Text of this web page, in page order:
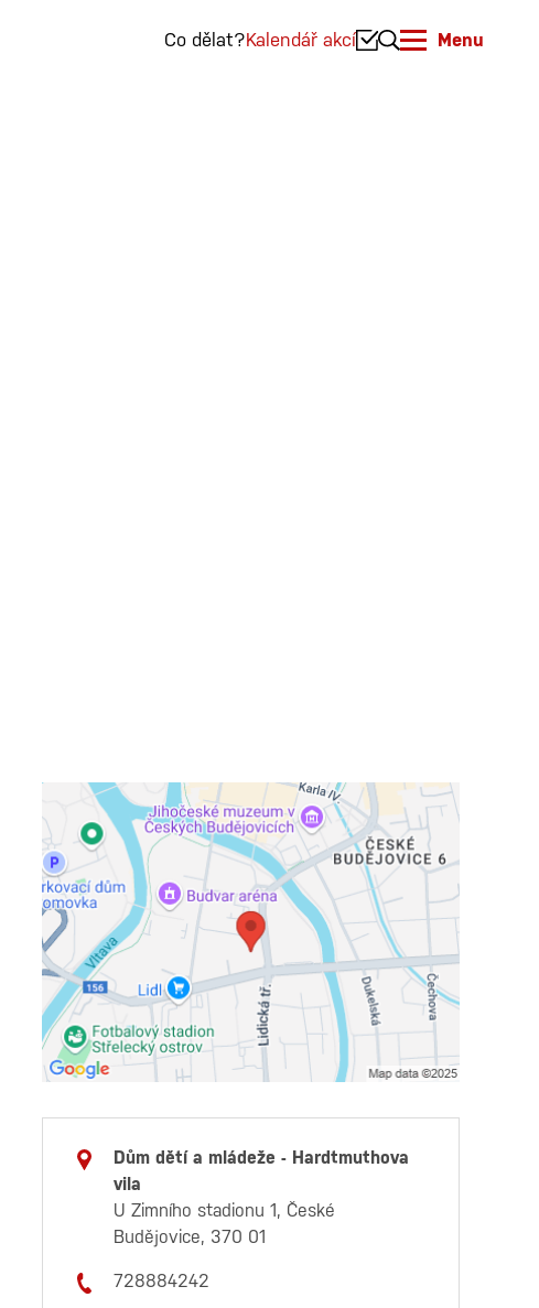
Co dělat?Kalendář akcí Menu
Dům dětí a mládeže - Hardtmuthova
vila
U Zimního stadionu 1, České
Budějovice, 370 01
728884242